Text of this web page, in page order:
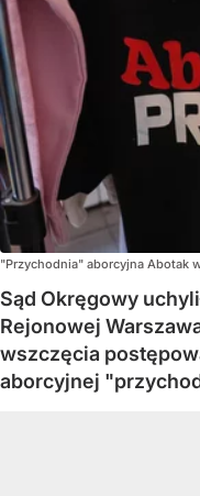
"Przychodnia" aborcyjna Abotak
Sąd Okręgowy
Rejonowej
wszczęcia
aborcyjnej